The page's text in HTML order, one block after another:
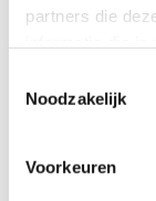
partners die
Noodzakelijk
Voorkeuren
stilliggen. Zo
Aan het